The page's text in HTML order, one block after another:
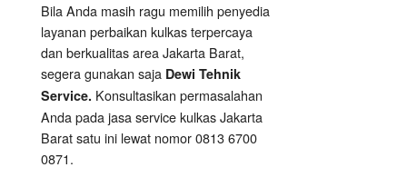
Bila Anda masih ragu memilih penyedia
layanan perbaikan kulkas terpercaya
dan berkualitas area Jakarta Barat,
segera gunakan saja Dewi Tehnik
Service. Konsultasikan permasalahan
Anda pada jasa service kulkas Jakarta
Barat satu ini lewat nomor 0813 6700
0871.